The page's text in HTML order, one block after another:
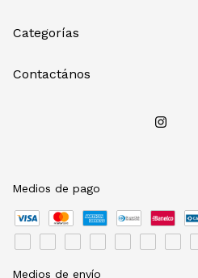
Categorías
Contactános
Medios de pago
Medios de envío